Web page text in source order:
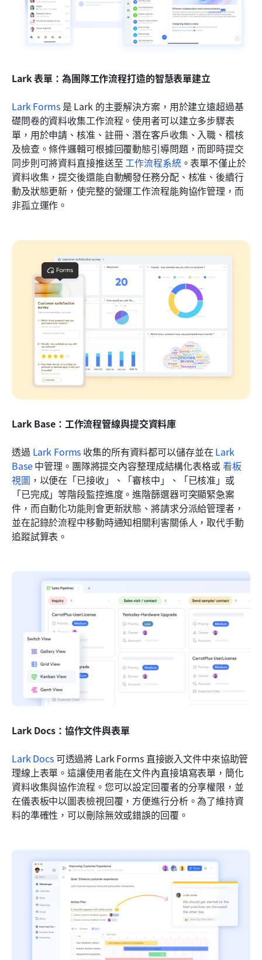
Lark 表單：為團隊工作流程打造的智慧表單建立
Lark Forms 是 Lark 的主要解決方案，用於建立遠超過基
礎問卷的資料收集工作流程。使用者可以建立多步驟表
單，用於申請、核准、註冊、潛在客戶收集、入職、稽核
及檢查。條件邏輯可根據回覆動態引導問題，而即時提交
同步則可將資料直接推送至 工作流程系統。表單不僅止於
資料收集，提交後還能自動觸發任務分配、核准、後續行
動及狀態更新，使完整的營運工作流程能夠協作管理，而
非孤立運作。
Lark Base：工作流程管線與提交資料庫
透過 Lark Forms 收集的所有資料都可以儲存並在 Lark
Base 中管理。團隊將提交內容整理成結構化表格或 看板
視圖 ，以便在「已接收」、「審核中」、「已核准」或
「已完成」等階段監控進度。進階篩選器可突顯緊急案
件，而自動化功能則會更新狀態、將請求分派給管理者，
並在記錄於流程中移動時通知相關利害關係人，取代手動
追蹤試算表。
Lark Docs：協作文件與表單
Lark Docs 可透過將 Lark Forms 直接嵌入文件中來協助管
理線上表單。這讓使用者能在文件內直接填寫表單，簡化
資料收集與協作流程。您可以設定回覆者的分享權限，並
在儀表板中以圖表檢視回覆，方便進行分析。為了維持資
料的準確性，可以刪除無效或錯誤的回覆。